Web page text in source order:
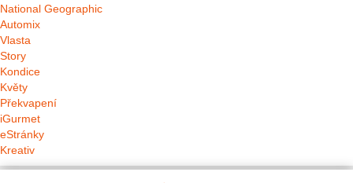
National Geographic
Automix
Vlasta
Story
Kondice
Květy
Překvapení
iGurmet
eStránky
Kreativ